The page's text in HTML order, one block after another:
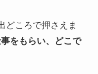
どころで押さえま
をもらい、どこで